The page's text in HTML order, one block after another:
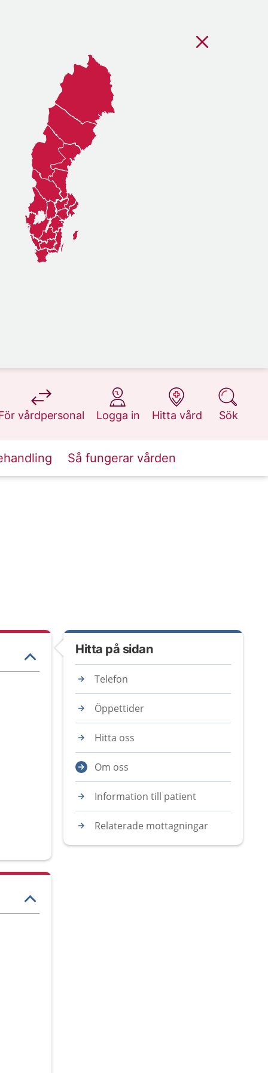
vårdpersonal
på 1177.se
Logga in
på 1177.se
Hitta vård
på 1177.se
Sök
på 1177.se
Så fungerar vården
Hitta på sidan
Telefon
Öppettider
Hitta oss
Om oss
Information till patient
Relaterade mottagningar